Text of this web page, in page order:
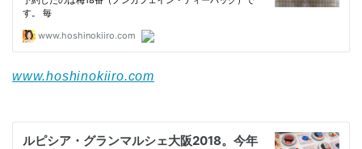
www.hoshinokiiro.com